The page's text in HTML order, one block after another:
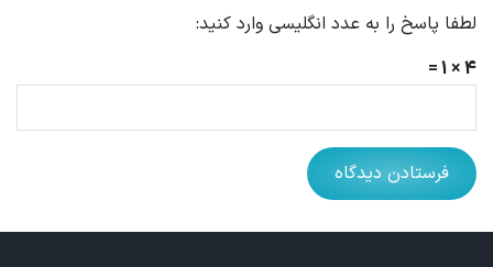
لطفا پاسخ را به عدد انگلیسی وارد کنید:
4 × 1 =